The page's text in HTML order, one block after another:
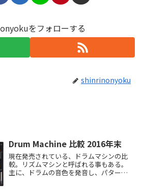
をフォローする
shinrinonyoku
Drum Machine 比較 2016年末
現在発売されている、ドラムマシンの比
較。リズムマシンと呼ばれる事もある。
主に、ドラムの音色を発音し、パターン